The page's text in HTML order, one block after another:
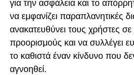
για την ασφάλεια και το
να εμφανίζει παραπλανητικές
ανακατευθύνει τους χρήστες
προορισμούς και να συλλέγει
το καθιστά έναν κίνδυνο που
αγνοηθεί.